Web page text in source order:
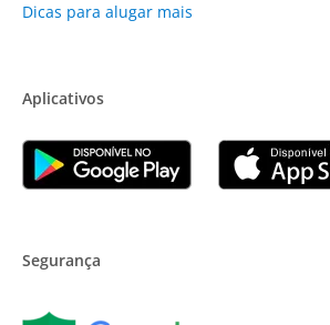
Dicas para alugar mais
Aplicativos
Segurança